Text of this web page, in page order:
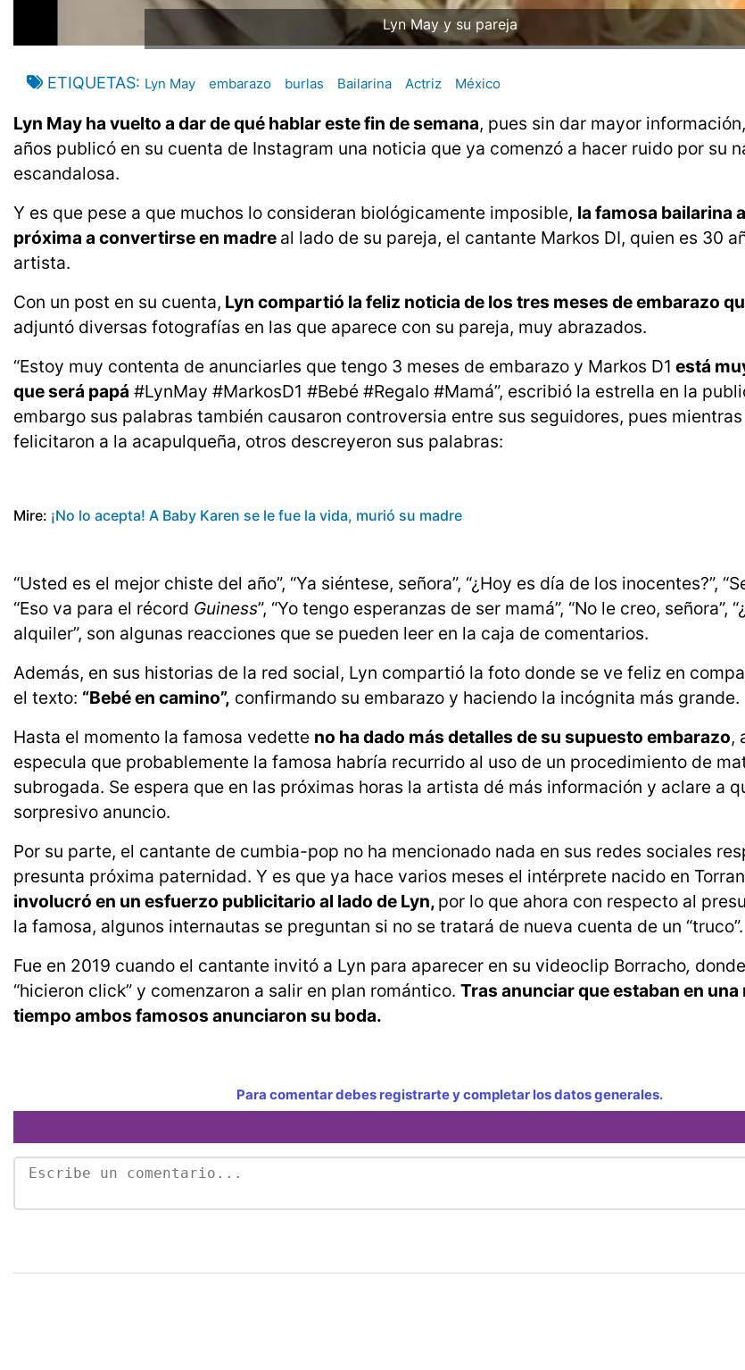
Lyn May y su pareja
ETIQUETAS Lyn May embarazo burlas Bailarina Actriz México
Lyn May ha vuelto a dar de qué hablar este fin de semana, pues sin dar mayor
años publicó en su cuenta de Instagram una noticia que ya comenzó a hacer ruido por su
escandalosa.
Y es que pese a que muchos lo consideran biológicamente imposible, la famosa bailarina
próxima a convertirse en madre al lado de su pareja, el cantante Markos DI, quien es 30
artista.
Con un post en su cuenta, Lyn compartió la feliz noticia de los tres meses de embarazo
adjuntó diversas fotografías en las que aparece con su pareja, muy abrazados.
“Estoy muy contenta de anunciarles que tengo 3 meses de embarazo y Markos D1 está
que será papá #LynMay #MarkosD1 #Bebé #Regalo #Mamá”, escribió la estrella en la
embargo sus palabras también causaron controversia entre sus seguidores, pues
felicitaron a la acapulqueña, otros descreyeron sus palabras:
Mire: ¡No lo acepta! A Baby Karen se le fue la vida, murió su madre
“Usted es el mejor chiste del año”, “Ya siéntese, señora”, “¿Hoy es día de los inocentes?”,
“Eso va para el récord Guiness”, “Yo tengo esperanzas de ser mamá”, “No le creo, señora”,
alquiler”, son algunas reacciones que se pueden leer en la caja de comentarios.
Además, en sus historias de la red social, Lyn compartió la foto donde se ve feliz en
el texto: “Bebé en camino”, confirmando su embarazo y haciendo la incógnita más grande.
Hasta el momento la famosa vedette no ha dado más detalles de su supuesto embarazo,
especula que probablemente la famosa habría recurrido al uso de un procedimiento de
subrogada. Se espera que en las próximas horas la artista dé más información y aclare a
sorpresivo anuncio.
Por su parte, el cantante de cumbia-pop no ha mencionado nada en sus redes sociales
presunta próxima paternidad. Y es que ya hace varios meses el intérprete nacido en
involucró en un esfuerzo publicitario al lado de Lyn, por lo que ahora con respecto al
la famosa, algunos internautas se preguntan si no se tratará de nueva cuenta de un “truco”.
Fue en 2019 cuando el cantante invitó a Lyn para aparecer en su videoclip Borracho,
“hicieron click” y comenzaron a salir en plan romántico. Tras anunciar que estaban en
tiempo ambos famosos anunciaron su boda.
Para comentar debes registrarte y completar los datos generales.